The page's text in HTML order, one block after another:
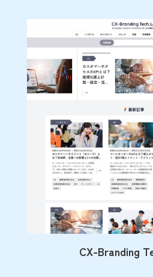
CX-Branding